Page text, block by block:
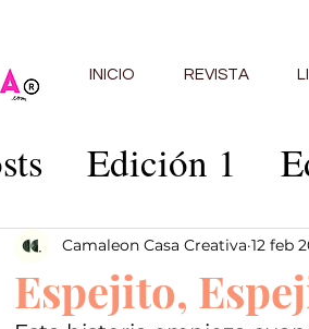
INICIO REVISTA
Edición 1
5
Edición 6
Espejito,
Camaleon Casa Creativa 12 feb